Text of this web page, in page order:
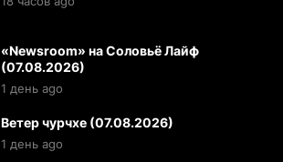
«Newsroom» на Соловьё Лайф
(07.08.2026)
1 день ago
Ветер чурчхе (07.08.2026)
1 день ago